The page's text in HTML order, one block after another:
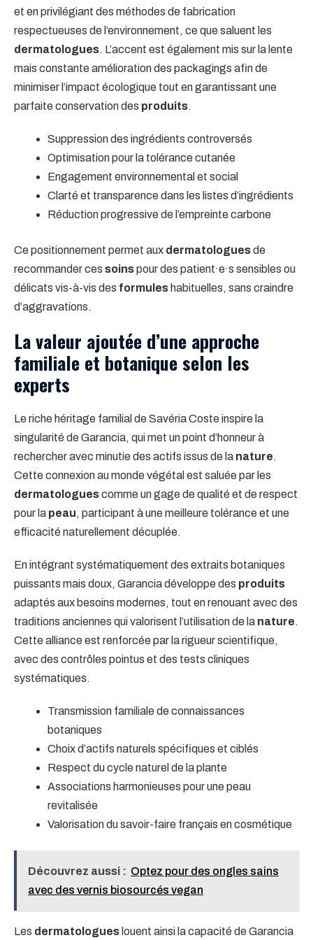
et en privilégiant des méthodes de fabrication
respectueuses de l’environnement, ce que saluent les
dermatologues. L’accent est également mis sur la lente
mais constante amélioration des packagings afin de
minimiser l’impact écologique tout en garantissant une
parfaite conservation des produits.
Suppression des ingrédients controversés
Optimisation pour la tolérance cutanée
Engagement environnemental et social
Clarté et transparence dans les listes d’ingrédients
Réduction progressive de l’empreinte carbone
Ce positionnement permet aux dermatologuesde
recommander ces soinspour des patient·e·s sensibles ou
délicats vis-à-vis des formules habituelles, sans craindre
d’aggravations.
La valeur ajoutée d’une approche
familiale et botanique selon les
experts
Le riche héritage familial de Savéria Coste inspire la
singularité de Garancia, qui met un point d’honneur à
rechercher avec minutie des actifs issus de la nature.
Cette connexion au monde végétal est saluée par les
dermatologuescomme un gage de qualité et de respect
pour la peau, participant à une meilleure tolérance et une
efficacité naturellement décuplée.
En intégrant systématiquement des extraits botaniques
puissants mais doux, Garancia développe des produits
adaptés aux besoins modernes, tout en renouant avec des
traditions anciennes qui valorisent l’utilisation de la nature.
Cette alliance est renforcée par la rigueur scientifique,
avec des contrôles pointus et des tests cliniques
systématiques.
Transmission familiale de connaissances
botaniques
Choix d’actifs naturels spécifiques et ciblés
Respect du cycle naturel de la plante
Associations harmonieuses pour une peau
revitalisée
Valorisation du savoir-faire français en cosmétique
Découvrez aussi : Optez pour des ongles sains
avec des vernis biosourcés vegan
Les dermatologues louent ainsi la capacité de Garancia